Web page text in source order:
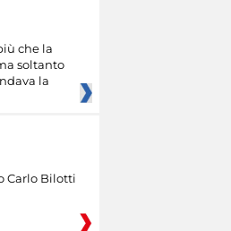
che la
soltanto
la
Carlo Bilotti